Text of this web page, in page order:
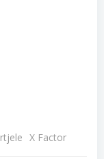
X Factor